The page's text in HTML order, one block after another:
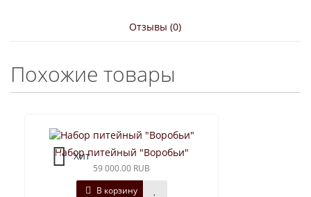
Отзывы (0)
Похожие товары
Хит
Набор питейный "Воробьи"
59 000.00 RUB
В корзину